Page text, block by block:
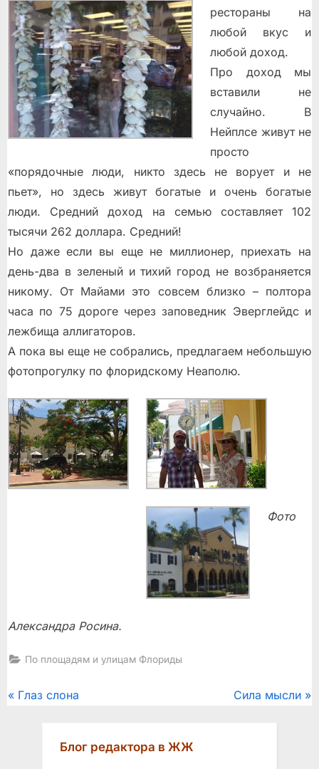
рестораны на
любой вкус и
любой доход.
Про доход мы
вставили не
случайно. В
Нейплсе живут не
просто
«порядочные люди, никто здесь не ворует и не
пьет», но здесь живут богатые и очень богатые
люди. Средний доход на семью составляет 102
тысячи 262 доллара. Средний!
Но даже если вы еще не миллионер, приехать на
день-два в зеленый и тихий город не возбраняется
никому. От Майами это совсем близко – полтора
часа по 75 дороге через заповедник Эверглейдс и
лежбища аллигаторов.
А пока вы еще не собрались, предлагаем небольшую
фотопрогулку по флоридскому Неаполю.
Фото
Александра Росина.
По площадям и улицам Флориды
Post
P
Глаз слона
N
Сила мысли
Блог редактора в ЖЖ